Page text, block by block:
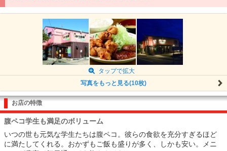
タップで拡大
写真をもっと見る(10枚)
お店の特徴
腹ペコ学生も満足のボリューム
いつの世も元気な学生たちは腹ペコ。彼らの食欲を充分すぎるほど
に満たしてくれる。おかずもご飯も盛りが多く、しかも安い。メニ